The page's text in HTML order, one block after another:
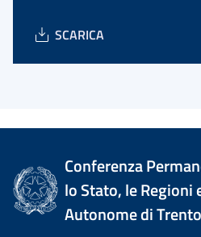
SCARICA
Conferenza
lo Stato, le Regioni
Autonome di